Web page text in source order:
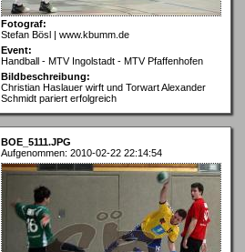
Fotograf:
Stefan Bösl | www.kbumm.de
Event:
Handball - MTV Ingolstadt - MTV Pfaffenhofen
Bildbeschreibung:
Christian Haslauer wirft und Torwart Alexander
Schmidt pariert erfolgreich
BOE_5111.JPG
Aufgenommen: 2010-02-22 22:14:54